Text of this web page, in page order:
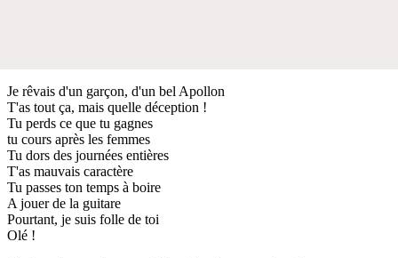
Je rêvais d'un garçon, d'un bel Apollon
T'as tout ça, mais quelle déception !
Tu perds ce que tu gagnes
tu cours après les femmes
Tu dors des journées entières
T'as mauvais caractère
Tu passes ton temps à boire
A jouer de la guitare
Pourtant, je suis folle de toi
Olé !